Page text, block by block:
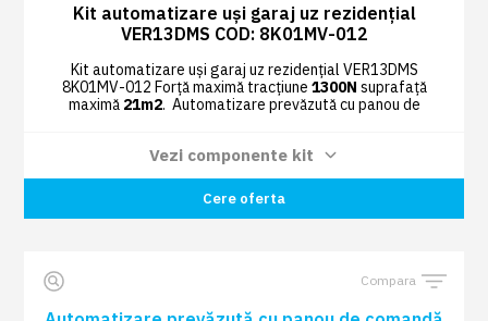
Kit automatizare uși garaj uz rezidențial
VER13DMS COD: 8K01MV-012
Kit automatizare uși garaj uz rezidențial VER13DMS
8K01MV-012 Forță maximă tracțiune 1300N suprafață
maximă 21m2. Automatizare prevăzută cu panou de
Vezi componente kit
Automatizare prevăzută cu panou de
comandă cu encoder, ZI57, pentru uși
1 BUC
Card plug-in cu frecvență radio COD:
Cere oferta
Compara